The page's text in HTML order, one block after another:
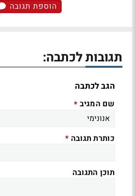
הוספת תגובה
תגובות לכתבה:
הגב לכתבה
שם המגיב *
כותרת תגובה *
תוכן התגובה